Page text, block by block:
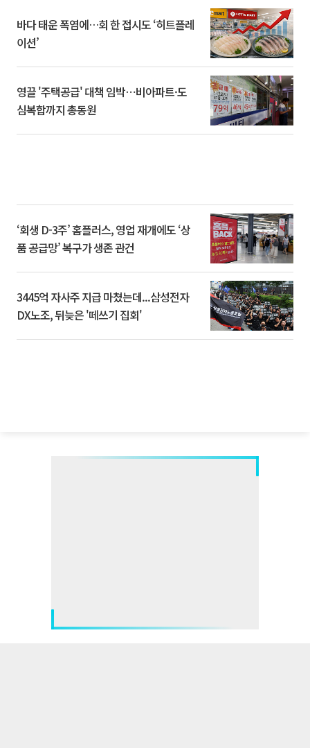
바다 태운 폭염에…회 한 접시도 ‘히트플레
이션’
영끌 '주택공급' 대책 임박⋯비아파트·도
심복합까지 총동원
‘회생 D-3주’ 홈플러스, 영업 재개에도 ‘상
품 공급망’ 복구가 생존 관건
3445억 자사주 지급 마쳤는데...삼성전자
DX노조, 뒤늦은 '떼쓰기 집회'